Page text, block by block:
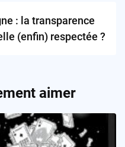
: la transparence
(enfin) respectée ?
aimer